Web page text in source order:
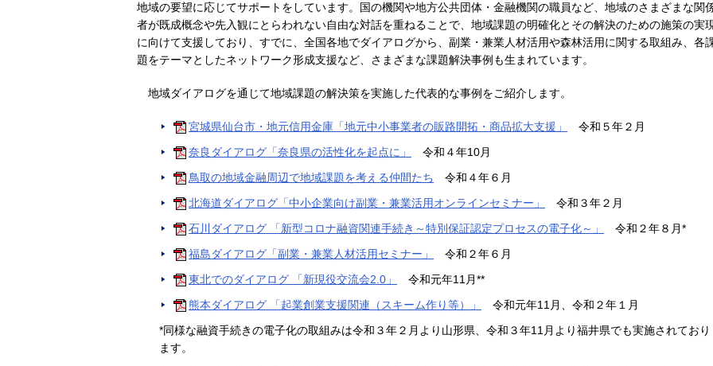
地域の要望に応じてサポートをしています。国の機関や地方公共団体・金融機関の職員など、地域のさまざまな関
者が既成概念や先入観にとらわれない自由な対話を重ねることで、地域課題の明確化とその解決のための施策の実
に向けて支援しており、すでに、全国各地でダイアログから、副業・兼業人材活用や森林活用に関する取組み、各
題をテーマとしたネットワーク形成支援など、さまざまな課題解決事例も生まれています。
地域ダイアログを通じて地域課題の解決策を実施した代表的な事例をご紹介します。
宮城県仙台市・地元信用金庫「地元中小事業者の販路開拓・商品拡大支援」
令和５年２月
奈良ダイアログ「奈良県の活性化を起点に」
令和４年10月
鳥取の地域金融周辺で地域課題を考える仲間たち 令和４年６月
北海道ダイアログ「中小企業向け副業・兼業活用オンラインセミナー」
令和３年２月
石川ダイアログ 「新型コロナ融資関連手続き～特別保証認定プロセスの電子化～」
令和２年８月*
福島ダイアログ「副業・兼業人材活用セミナー」
令和２年６月
東北でのダイアログ 「新現役交流会2.0」
令和元年11月**
熊本ダイアログ 「起業創業支援関連（スキーム作り等）」
令和元年11月、令和２年１月
*同様な融資手続きの電子化の取組みは令和３年２月より山形県、令和３年11月より福井県でも実施されており
ます。